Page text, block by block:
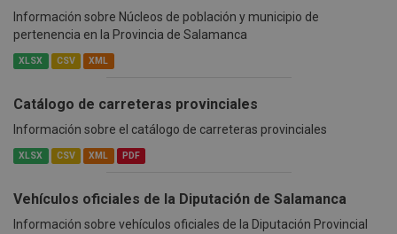
Información sobre Núcleos de población y municipio de
pertenencia en la Provincia de Salamanca
XLSX CSV XML
Catálogo de carreteras provinciales
Información sobre el catálogo de carreteras provinciales
XLSX CSV XML PDF
Vehículos oficiales de la Diputación de Salamanca
Información sobre vehículos oficiales de la Diputación Provincial